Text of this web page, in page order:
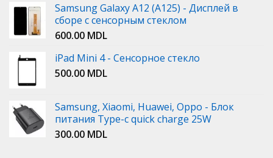
Samsung Galaxy A12 (A125) - Дисплей в
сборе с сенсорным стеклом
600.00 MDL
iPad Mini 4 - Сенсорное стекло
500.00 MDL
Samsung, Xiaomi, Huawei, Oppo - Блок
питания Type-c quick charge 25W
300.00 MDL